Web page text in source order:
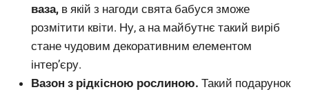
ваза, в якій з нагоди свята бабуся зможе
розмітити квіти. Ну, а на майбутнє такий виріб
стане чудовим декоративним елементом
інтер’єру.
Вазон з рідкісною рослиною. Такий подарунок